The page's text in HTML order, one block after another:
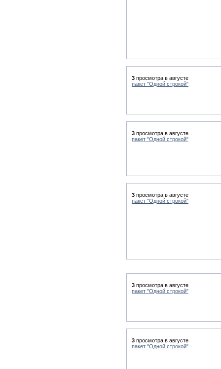
3 просмотра в августе
пакет "Одной строкой"
3 просмотра в августе
пакет "Одной строкой"
3 просмотра в августе
пакет "Одной строкой"
3 просмотра в августе
пакет "Одной строкой"
3 просмотра в августе
пакет "Одной строкой"